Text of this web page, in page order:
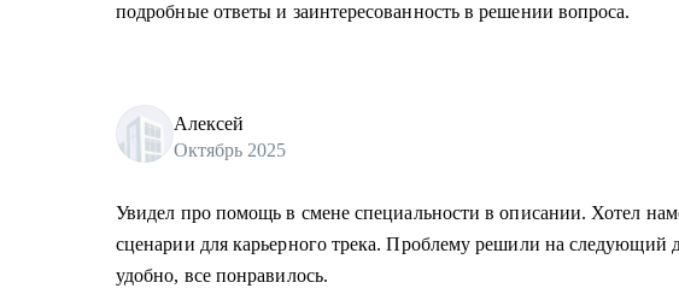
подробные ответы и заинтересованность в решении вопроса.
Алексей
Октябрь 2025
Увидел про помощь в смене специальности в описании. Хотел
сценарии для карьерного трека. Проблему решили на следующий
удобно, все понравилось.